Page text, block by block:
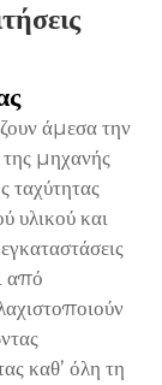
άμεσα την
μηχανής
ταχύτητας
υλικού και
από
καθ’ όλη τη